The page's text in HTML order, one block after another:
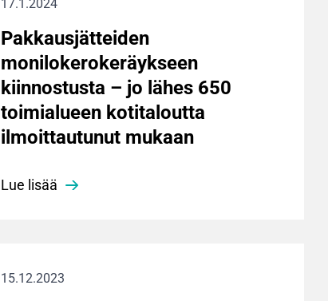
17.1.2024
Pakkausjätteiden
monilokerokeräykseen
kiinnostusta – jo lähes 650
toimialueen kotitaloutta
ilmoittautunut mukaan
Lue lisää
15.12.2023